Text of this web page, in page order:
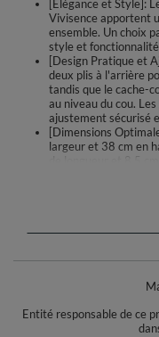
[Élégance et Style]:
Vivisence apportent
ensemble. Un choix
style et
[Design Pratique et
deux plis à l'arrière
tandis que le cache-
au niveau du cou.
ajustement sécurisé
[Dimensions
largeur et 38 cm en
Bonnet :
parfaitement ajusté
l'intérieur est doublé
Cache-cou :
Entité responsable de ce